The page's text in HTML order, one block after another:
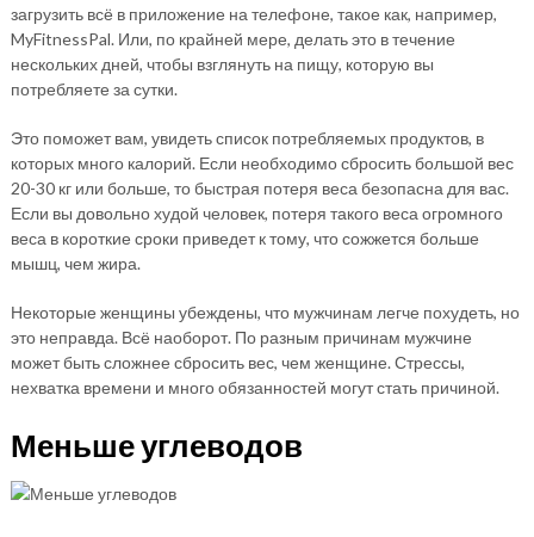
загрузить всё в приложение на телефоне, такое как, например,
MyFitnessPal. Или, по крайней мере, делать это в течение
нескольких дней, чтобы взглянуть на пищу, которую вы
потребляете за сутки.
Это поможет вам, увидеть список потребляемых продуктов, в
которых много калорий. Если необходимо сбросить большой вес
20-30 кг или больше, то быстрая потеря веса безопасна для вас.
Если вы довольно худой человек, потеря такого веса огромного
веса в короткие сроки приведет к тому, что сожжется больше
мышц, чем жира.
Некоторые женщины убеждены, что мужчинам легче похудеть, но
это неправда. Всё наоборот. По разным причинам мужчине
может быть сложнее сбросить вес, чем женщине. Стрессы,
нехватка времени и много обязанностей могут стать причиной.
Меньше углеводов